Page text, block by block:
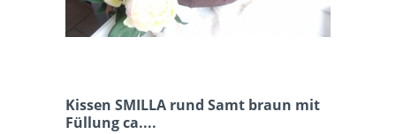
Kissen SMILLA rund Samt braun mit
Füllung ca....